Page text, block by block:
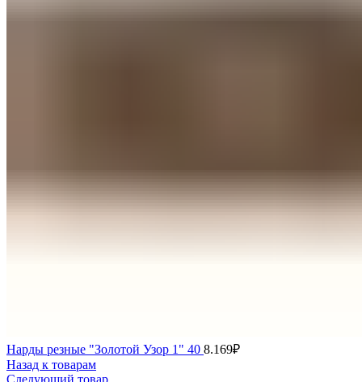
Нарды резные "Золотой Узор 1" 40 8.169₽
Назад к товарам
Следующий товар